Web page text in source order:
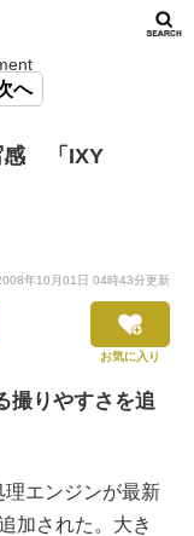
へ
感 「IXY
年10月01日 04時43分更新
お気に入り
撮りやすさを追
エンジンが最新
加された。大き